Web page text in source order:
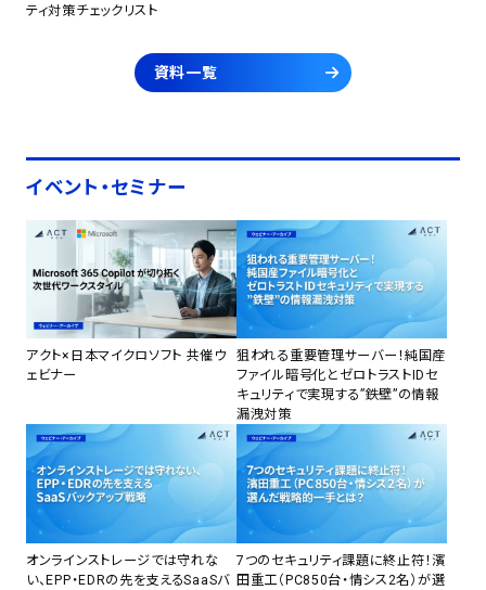
ティ対策チェックリスト
資料一覧
イベント・セミナー
アクト×日本マイクロソフト 共催ウ
ェビナー
狙われる重要管理サーバー！純国産
ファイル暗号化とゼロトラストIDセ
キュリティで実現する”鉄壁”の情報
漏洩対策
オンラインストレージでは守れな
い、EPP・EDRの先を支えるSaaSバ
7つのセキュリティ課題に終止符！濱
田重工（PC850台・情シス2名）が選